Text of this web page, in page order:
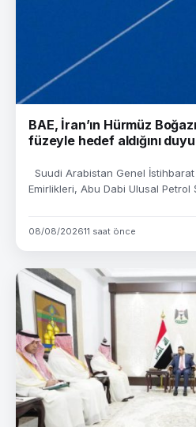
BAE, İran’ın Hürmüz
füzeyle hedef aldığını
Suudi Arabistan Genel İstihbarat
Emirlikleri, Abu Dabi Ulusal Petrol
08/08/202611 saat önce